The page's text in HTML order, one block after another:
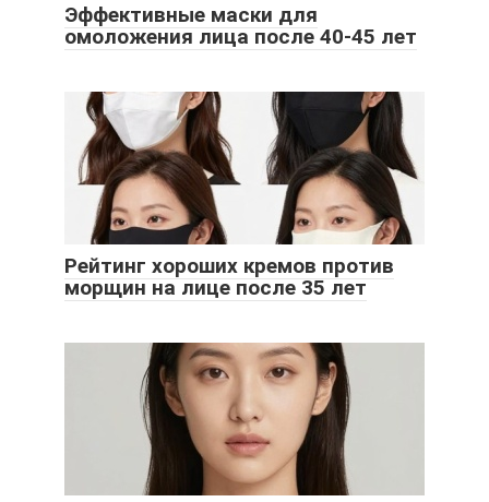
Эффективные маски для
омоложения лица после 40-45 лет
Рейтинг хороших кремов против
морщин на лице после 35 лет